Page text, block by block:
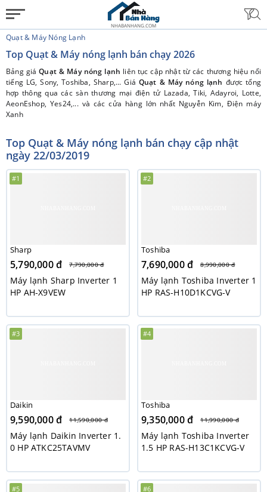
NHABANHANG.COM
Quạt & Máy Nóng Lạnh
Top Quạt & Máy nóng lạnh bán chạy 2026
Bảng giáQuạt & Máy nóng lạnh liên tục cập nhật từ các thương hiệu nổi
tiếng LG, Sony, Toshiba, Sharp,... Giá Quạt & Máy nóng lạnh được tổng
hợp thông qua các sàn thương mại điện tử Lazada, Tiki, Adayroi, Lotte,
AeonEshop, Yes24,... và các cửa hàng lớn nhất Nguyễn Kim, Điện máy
Xanh
Top Quạt & Máy nóng lạnh bán chạy cập nhật
ngày 22/03/2019
#1
Sharp
5,790,000 đ 7,790,000 đ
Máy lạnh Sharp Inverter 1
HP AH-X9VEW
#2
Toshiba
7,690,000 đ 8,990,000 đ
Máy lạnh Toshiba Inverter 1
HP RAS-H10D1KCVG-V
#3
Daikin
9,590,000 đ 11,590,000 đ
Máy lạnh Daikin Inverter 1.
0 HP ATKC25TAVMV
#4
Toshiba
9,350,000 đ 11,990,000 đ
Máy lạnh Toshiba Inverter
1.5 HP RAS-H13C1KCVG-V
#5 #6